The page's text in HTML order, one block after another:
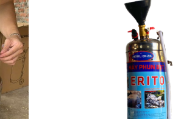
loại xe.
sát.
di chuyển và cố định.